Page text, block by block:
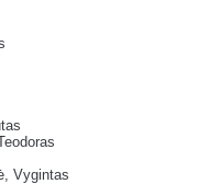
Vygintas